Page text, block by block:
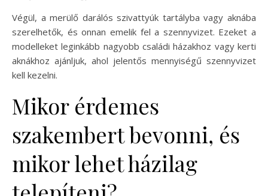
Végül, a merülő darálós szivattyúk tartályba vagy aknába
szerelhetők, és onnan emelik fel a szennyvizet. Ezeket a
modelleket leginkább nagyobb családi házakhoz vagy kerti
aknákhoz ajánljuk, ahol jelentős mennyiségű szennyvizet
kell kezelni.
Mikor érdemes
szakembert bevonni, és
mikor lehet házilag